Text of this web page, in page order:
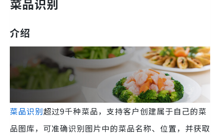
菜品识别
介绍
菜品识别超过9千种菜品，支持客户创建属于自己的菜
品图库，可准确识别图片中的菜品名称、位置，并获取